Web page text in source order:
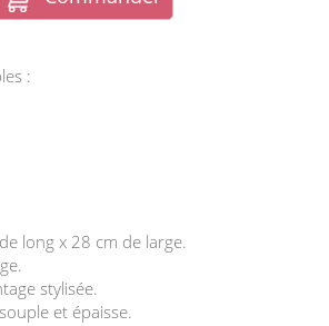
:
long x 28 cm de large.
stylisée.
et épaisse.